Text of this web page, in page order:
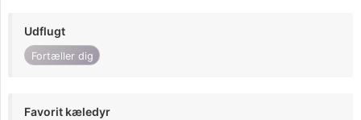
Udflugt
Fortæller dig
Favorit kæledyr